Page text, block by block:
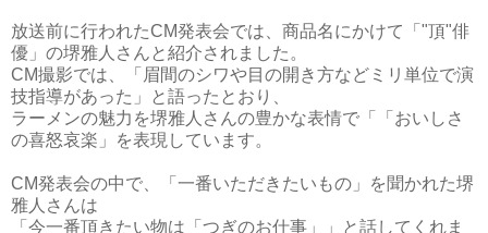
放送前に行われたCM発表会では、商品名にかけて「"頂"俳
優」の堺雅人さんと紹介されました。
CM撮影では、「眉間のシワや目の開き方などミリ単位で演
技指導があった」と語ったとおり、
ラーメンの魅力を堺雅人さんの豊かな表情で「「おいしさ
の喜怒哀楽」を表現しています。
CM発表会の中で、「一番いただきたいもの」を聞かれた堺
雅人さんは
「今一番頂きたい物は「つぎのお仕事」」と話してくれま